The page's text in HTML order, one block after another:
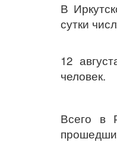
В
сутки
12
человек.
Всего в